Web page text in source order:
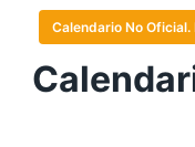
Calendario No